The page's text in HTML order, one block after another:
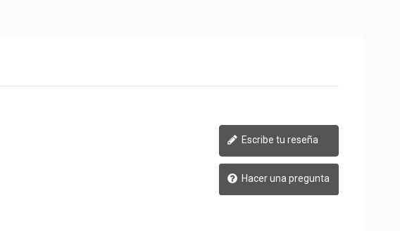
Escribe tu reseña
Hacer una pregunta